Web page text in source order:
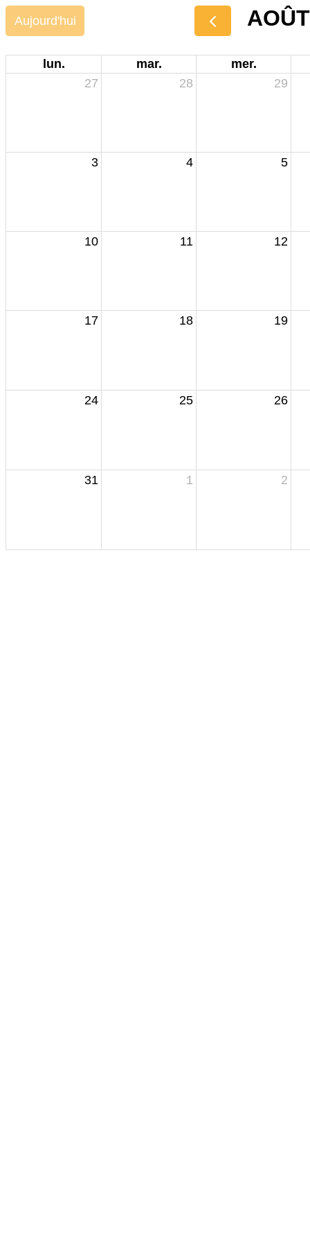
Aujourd'hui
lun. mar.
mer.
27
28 29
3 4 5
10 11 12
17 18 19
24 25 26
31 1 2